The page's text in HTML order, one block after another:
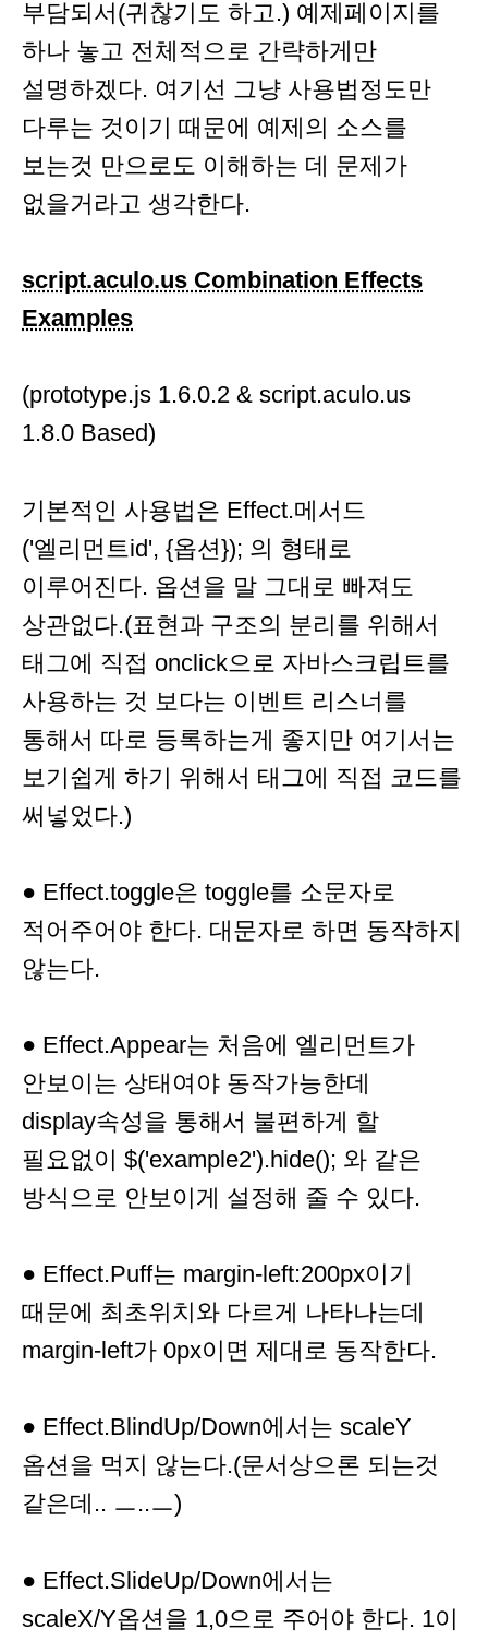
부담되서(귀찮기도 하고.) 예제페이지를
하나 놓고 전체적으로 간략하게만
설명하겠다. 여기선 그냥 사용법정도만
다루는 것이기 때문에 예제의 소스를
보는것 만으로도 이해하는 데 문제가
없을거라고 생각한다.
script.aculo.us Combination Effects
Examples
(prototype.js 1.6.0.2 & script.aculo.us
1.8.0 Based)
기본적인 사용법은 Effect.메서드
('엘리먼트id', {옵션}); 의 형태로
이루어진다. 옵션을 말 그대로 빠져도
상관없다.(표현과 구조의 분리를 위해서
태그에 직접 onclick으로 자바스크립트를
사용하는 것 보다는 이벤트 리스너를
통해서 따로 등록하는게 좋지만 여기서는
보기쉽게 하기 위해서 태그에 직접 코드를
써넣었다.)
● Effect.toggle은 toggle를 소문자로
적어주어야 한다. 대문자로 하면 동작하지
않는다.
● Effect.Appear는 처음에 엘리먼트가
안보이는 상태여야 동작가능한데
display속성을 통해서 불편하게 할
필요없이 $('example2').hide(); 와 같은
방식으로 안보이게 설정해 줄 수 있다.
● Effect.Puff는 margin-left:200px이기
때문에 최초위치와 다르게 나타나는데
margin-left가 0px이면 제대로 동작한다.
● Effect.BlindUp/Down에서는 scaleY
옵션을 먹지 않는다.(문서상으론 되는것
같은데.. ㅡ..ㅡ)
● Effect.SlideUp/Down에서는
scaleX/Y옵션을 1,0으로 주어야 한다. 1이